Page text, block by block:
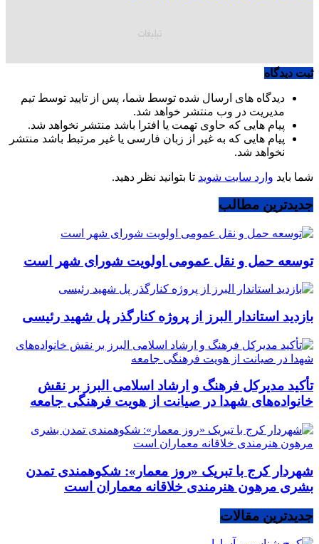
ثبت دیدگاه
دیدگاه های ارسال شده توسط شما، پس از تایید توسط تیم
مدیریت در وب منتشر خواهد شد.
پیام هایی که حاوی تهمت یا افترا باشد منتشر نخواهد شد.
پیام هایی که به غیر از زبان فارسی یا غیر مرتبط باشد منتشر
نخواهد شد.
شما باید وارد سایت شوید تا بتوانید نظر دهید.
جدیدترین مطالب
توسعه حمل و نقل عمومی اولویت شورای شهر است
بازدید استاندار البرز از پروژه کنارگذر پل شهید رئیسی
تأکید مدیرکل فرهنگ و ارشاد اسلامی البرز بر نقش
خانواده‌های شهدا در صیانت از هویت فرهنگی جامعه
شهردار کرج با تبریک «روز معمار»: شکوهمندی تمدن
بشری مرهون هنرمندی خلاقانه معماران است
جدیدترین مقالات